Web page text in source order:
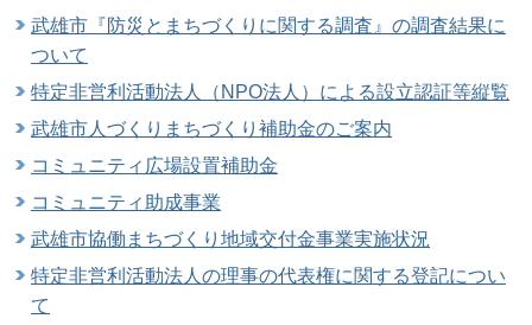
武雄市『防災とまちづくりに関する調査』の調査結果に
ついて
特定非営利活動法人（NPO法人）による設立認証等縦覧
武雄市人づくりまちづくり補助金のご案内
コミュニティ広場設置補助金
コミュニティ助成事業
武雄市協働まちづくり地域交付金事業実施状況
特定非営利活動法人の理事の代表権に関する登記につい
て